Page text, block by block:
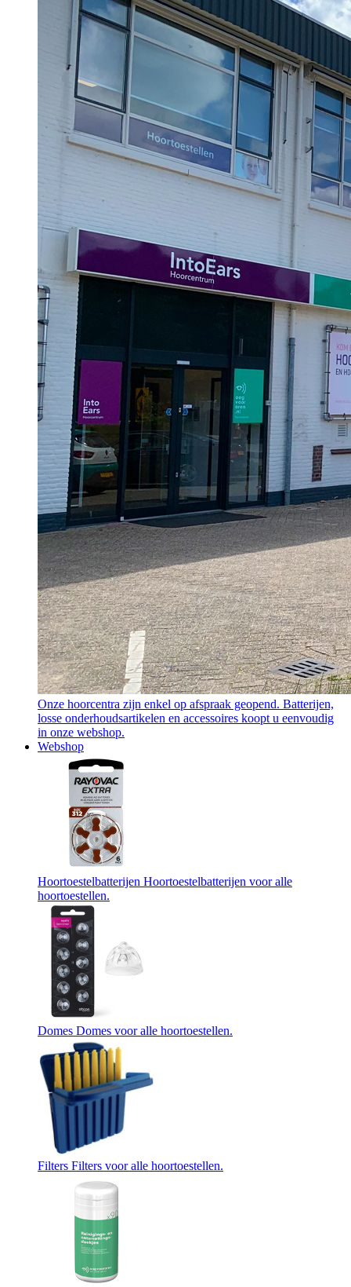
Onze hoorcentra zijn enkel op afspraak geopend. Batterijen,
losse onderhoudsartikelen en accessoires koopt u eenvoudig
in onze webshop.
Webshop
Hoortoestelbatterijen Hoortoestelbatterijen voor alle
hoortoestellen.
Domes Domes voor alle hoortoestellen.
Filters Filters voor alle hoortoestellen.